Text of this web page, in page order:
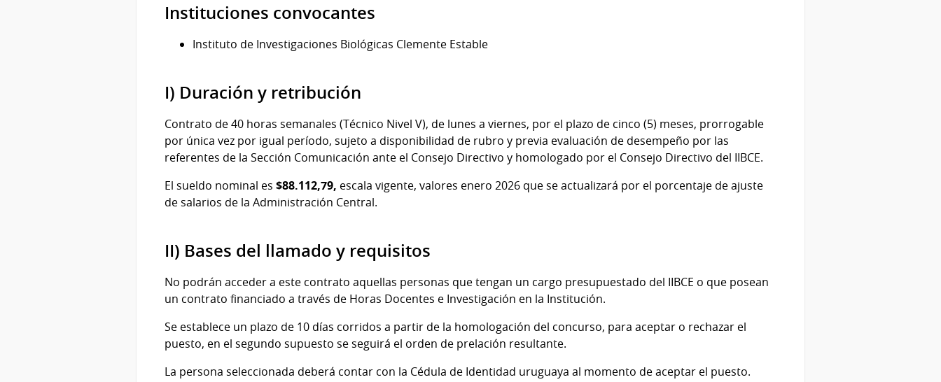
Instituciones convocantes
Instituto de Investigaciones Biológicas Clemente Estable
I) Duración y retribución
Contrato de 40 horas semanales (Técnico Nivel V), de lunes a viernes, por el plazo de cinco (5) meses, prorrogable
por única vez por igual período, sujeto a disponibilidad de rubro y previa evaluación de desempeño por las
referentes de la Sección Comunicación ante el Consejo Directivo y homologado por el Consejo Directivo del IIBCE.
El sueldo nominal es $88.112,79, escala vigente, valores enero 2026 que se actualizará por el porcentaje de ajuste
de salarios de la Administración Central.
II) Bases del llamado y requisitos
No podrán acceder a este contrato aquellas personas que tengan un cargo presupuestado del IIBCE o que posean
un contrato financiado a través de Horas Docentes e Investigación en la Institución.
Se establece un plazo de 10 días corridos a partir de la homologación del concurso, para aceptar o rechazar el
puesto, en el segundo supuesto se seguirá el orden de prelación resultante.
La persona seleccionada deberá contar con la Cédula de Identidad uruguaya al momento de aceptar el puesto.